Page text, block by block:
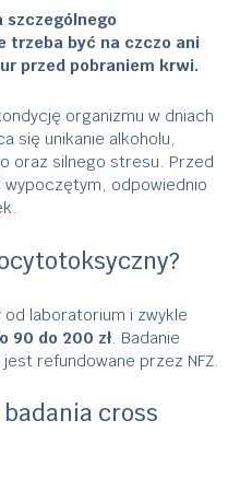
szczególnego
trzeba być na czczo ani
przed pobraniem krwi.
organizmu w dniach
się unikanie alkoholu,
oraz silnego stresu. Przed
odpowiednio
laboratorium i zwykle
90 do 200 zł. Badanie
refundowane przez NFZ.
cross